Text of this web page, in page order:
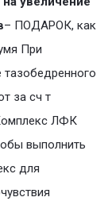
– ПОДАРОК, как
При
за сч т
ЛФК
выполнить
для